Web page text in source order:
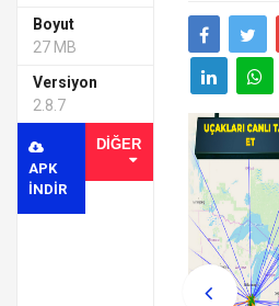
Boyut
27 MB
Versiyon
2.8.7
APK
INDIR
DIĞER